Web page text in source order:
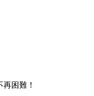
困難！